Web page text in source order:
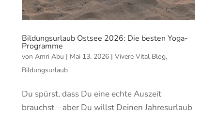
Bildungsurlaub Ostsee 2026: Die besten Yoga-
Programme
von Amri Abu | Mai 13, 2026| Vivere Vital Blog,
Bildungsurlaub
Du spürst, dass Du eine echte Auszeit
brauchst – aber Du willst Deinen Jahresurlaub